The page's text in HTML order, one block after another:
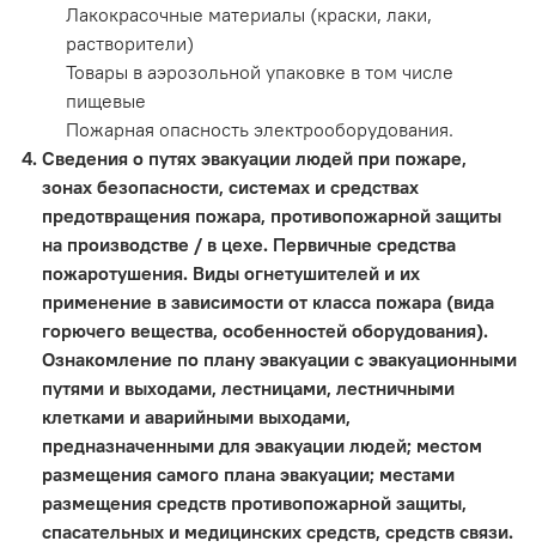
Лакокрасочные материалы (краски, лаки,
растворители)
Товары в аэрозольной упаковке в том числе
пищевые
Пожарная опасность электрооборудования.
Сведения о путях эвакуации людей при пожаре,
зонах безопасности, системах и средствах
предотвращения пожара, противопожарной защиты
на производстве / в цехе. Первичные средства
пожаротушения. Виды огнетушителей и их
применение в зависимости от класса пожара (вида
горючего вещества, особенностей оборудования).
Ознакомление по плану эвакуации с эвакуационными
путями и выходами, лестницами, лестничными
клетками и аварийными выходами,
предназначенными для эвакуации людей; местом
размещения самого плана эвакуации; местами
размещения средств противопожарной защиты,
спасательных и медицинских средств, средств связи.